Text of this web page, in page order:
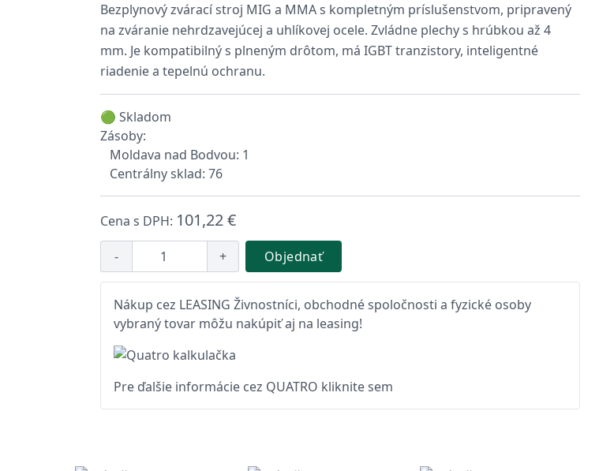
Bezplynový zvárací stroj MIG a MMA s kompletným príslušenstvom, pripravený
na zváranie nehrdzavejúcej a uhlíkovej ocele. Zvládne plechy s hrúbkou až 4
mm. Je kompatibilný s plneným drôtom, má IGBT tranzistory, inteligentné
riadenie a tepelnú ochranu.
🟢 Skladom
Zásoby:
Moldava nad Bodvou: 1
Centrálny sklad: 76
Cena s DPH: 101,22 €
- + Objednať
Nákup cez LEASING Živnostníci, obchodné spoločnosti a fyzické osoby
vybraný tovar môžu nakúpiť aj na leasing!
Pre ďalšie informácie cez QUATRO kliknite sem